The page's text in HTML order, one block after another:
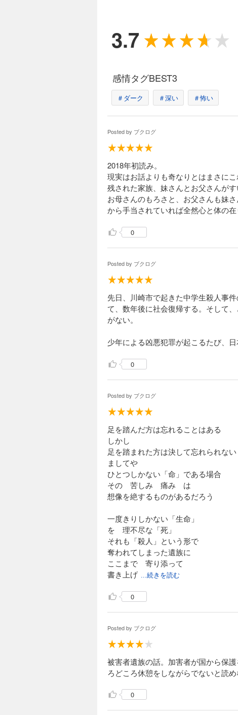
3.7
感情タグBEST3
＃ダーク ＃深い ＃怖い
Posted by ブクログ
2018年初読み。
現実はお話よりも奇なりとはまさにこ
残された家族、妹さんとお父さんが
お母さんのもろさと、お父さんも妹
から手当されていれば全然心と体の
0
Posted by ブクログ
先日、川崎市で起きた中学生殺人事
て、数年後に社会復帰する。そして
がない。
少年による凶悪犯罪が起こるたび、
0
Posted by ブクログ
足を踏んだ方は忘れることはある
しかし
足を踏まれた方は決して忘れられない
ましてや
ひとつしかない「命」である場合
その 苦しみ 痛み は
想像を絶するものがあるだろう
一度きりしかない「生命」
を 理不尽な「死」
それも「殺人」という形で
奪われてしまった遺族に
ここまで 寄り添って
書き上げ ...続きを読む
0
Posted by ブクログ
被害者遺族の話。加害者が国から保
ろどころ休憩をしながらでないと読め
0